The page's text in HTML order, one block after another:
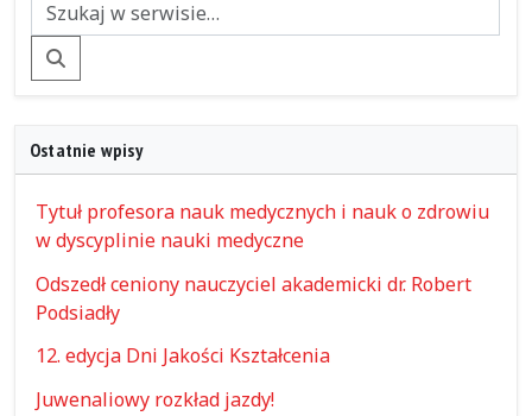
Szukaj
Ostatnie wpisy
Tytuł profesora nauk medycznych i nauk o zdrowiu
w dyscyplinie nauki medyczne
Odszedł ceniony nauczyciel akademicki dr. Robert
Podsiadły
12. edycja Dni Jakości Kształcenia
Juwenaliowy rozkład jazdy!